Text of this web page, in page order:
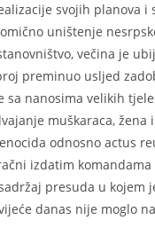
svojih planova i
uništenje
večina je
preminuo usljed
sa nanosima velikih
muškaraca, žena
odnosno actus
izdatim komandama
presuda u kojem
danas nije moglo